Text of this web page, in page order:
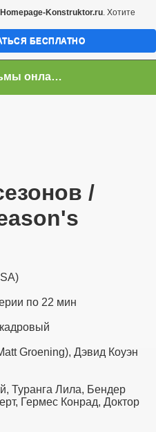
Мультфильмы онлайн скачать бесплатно
/
по 22 мин
Groening), Дэвид Коуэн
Туранга Лила, Бендер
Гермес Конрад, Доктор
Homepage-Konstruktor.ru. Хотите
БЕСПЛАТНО